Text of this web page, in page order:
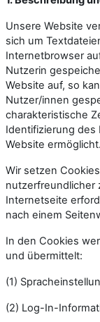
Unsere Website
sich um
Internetbrowser
Nutzerin
Website auf, so
Nutzer/innen
charakteristische
Identifizierung
Website ermöglicht.
Wir setzen
nutzerfreundlicher
Internetseite
nach einem
In den Cookies
und übermittelt:
(1)
(2) Log-In-